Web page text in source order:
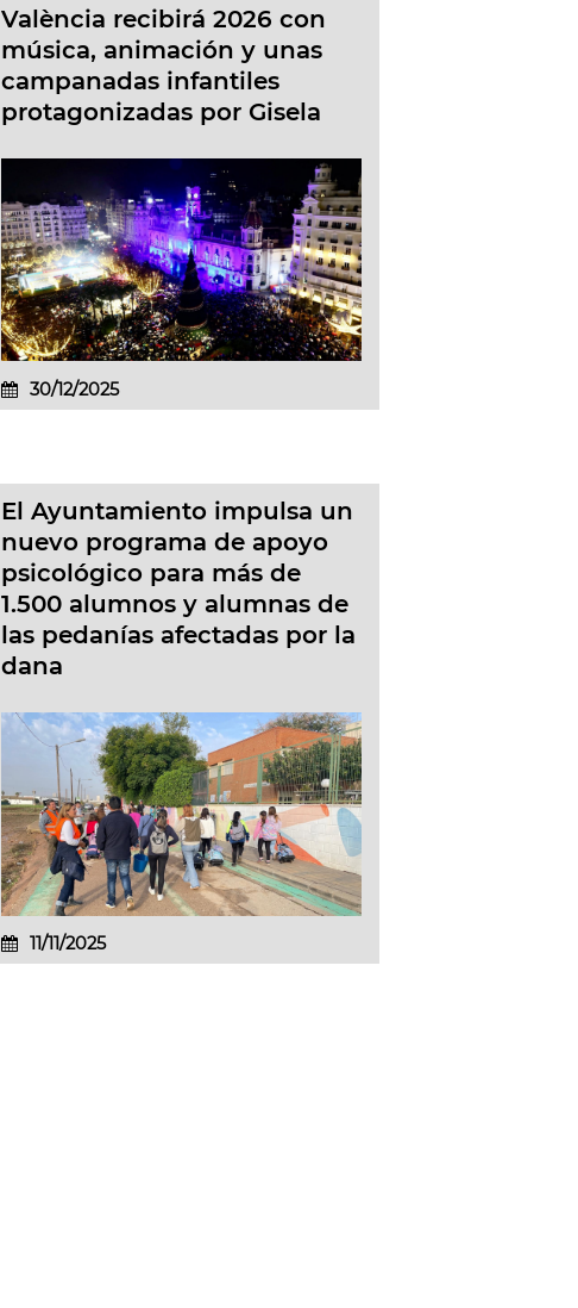
València recibirá 2026 con
música, animación y unas
campanadas infantiles
protagonizadas por Gisela
30/12/2025
El Ayuntamiento impulsa un
nuevo programa de apoyo
psicológico para más de
1.500 alumnos y alumnas de
las pedanías afectadas por la
dana
11/11/2025